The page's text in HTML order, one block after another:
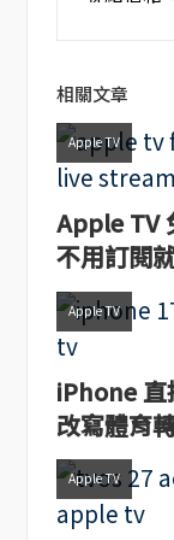
相關文章
Apple TV
Apple TV
不用訂閱
Apple TV
iPhone 直
改寫體育
Apple TV